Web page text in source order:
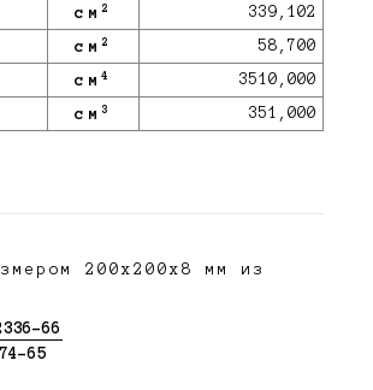
см 2 339,102
см 2 58,700
см 4 3510,000
см 3 351,000
200х200х8 мм из
66
65